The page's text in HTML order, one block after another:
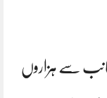
سے ہزاروں